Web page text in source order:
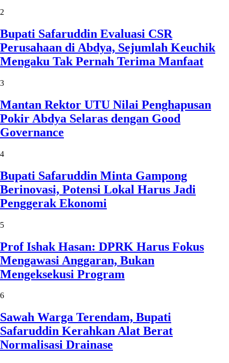
2
Bupati Safaruddin Evaluasi CSR
Perusahaan di Abdya, Sejumlah Keuchik
Mengaku Tak Pernah Terima Manfaat
3
Mantan Rektor UTU Nilai Penghapusan
Pokir Abdya Selaras dengan Good
Governance
4
Bupati Safaruddin Minta Gampong
Berinovasi, Potensi Lokal Harus Jadi
Penggerak Ekonomi
5
Prof Ishak Hasan: DPRK Harus Fokus
Mengawasi Anggaran, Bukan
Mengeksekusi Program
6
Sawah Warga Terendam, Bupati
Safaruddin Kerahkan Alat Berat
Normalisasi Drainase